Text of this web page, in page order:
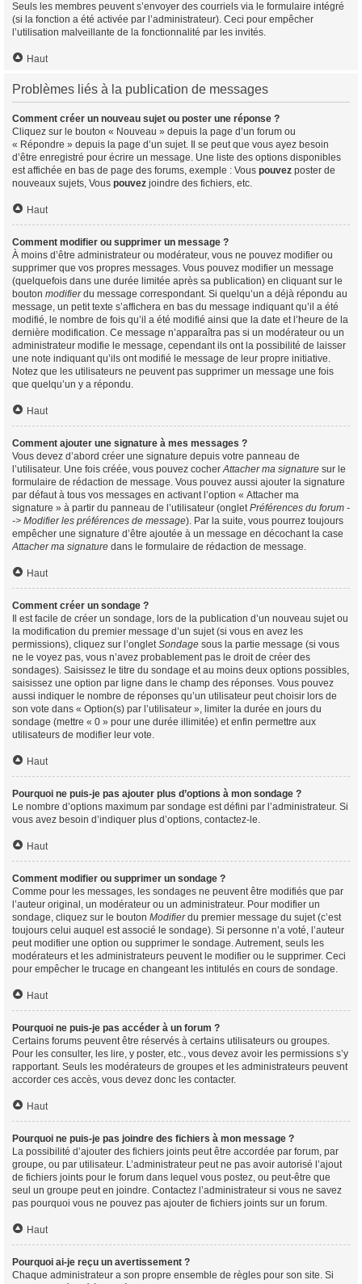
Seuls les membres peuvent s’envoyer des courriels via le formulaire intégré
(si la fonction a été activée par l’administrateur). Ceci pour empêcher
l’utilisation malveillante de la fonctionnalité par les invités.
Haut
Problèmes liés à la publication de messages
Comment créer un nouveau sujet ou poster une réponse ?
Cliquez sur le bouton « Nouveau » depuis la page d’un forum ou
« Répondre » depuis la page d’un sujet. Il se peut que vous ayez besoin
d’être enregistré pour écrire un message. Une liste des options disponibles
est affichée en bas de page des forums, exemple : Vous pouvez poster de
nouveaux sujets, Vous pouvez joindre des fichiers, etc.
Haut
Comment modifier ou supprimer un message ?
À moins d’être administrateur ou modérateur, vous ne pouvez modifier ou
supprimer que vos propres messages. Vous pouvez modifier un message
(quelquefois dans une durée limitée après sa publication) en cliquant sur le
bouton modifierdu message correspondant. Si quelqu’un a déjà répondu au
message, un petit texte s’affichera en bas du message indiquant qu’il a été
modifié, le nombre de fois qu’il a été modifié ainsi que la date et l’heure de la
dernière modification. Ce message n’apparaîtra pas si un modérateur ou un
administrateur modifie le message, cependant ils ont la possibilité de laisser
une note indiquant qu’ils ont modifié le message de leur propre initiative.
Notez que les utilisateurs ne peuvent pas supprimer un message une fois
que quelqu’un y a répondu.
Haut
Comment ajouter une signature à mes messages ?
Vous devez d’abord créer une signature depuis votre panneau de
l’utilisateur. Une fois créée, vous pouvez cocherAttacher ma signature sur le
formulaire de rédaction de message. Vous pouvez aussi ajouter la signature
par défaut à tous vos messages en activant l’option « Attacher ma
signature » à partir du panneau de l’utilisateur (ongletPréférences du forum -
-> Modifier les préférences de message). Par la suite, vous pourrez toujours
empêcher une signature d’être ajoutée à un message en décochant la case
Attacher ma signature dans le formulaire de rédaction de message.
Haut
Comment créer un sondage ?
Il est facile de créer un sondage, lors de la publication d’un nouveau sujet ou
la modification du premier message d’un sujet (si vous en avez les
permissions), cliquez sur l’ongletSondage sous la partie message (si vous
ne le voyez pas, vous n’avez probablement pas le droit de créer des
sondages). Saisissez le titre du sondage et au moins deux options possibles,
saisissez une option par ligne dans le champ des réponses. Vous pouvez
aussi indiquer le nombre de réponses qu’un utilisateur peut choisir lors de
son vote dans « Option(s) par l’utilisateur », limiter la durée en jours du
sondage (mettre « 0 » pour une durée illimitée) et enfin permettre aux
utilisateurs de modifier leur vote.
Haut
Pourquoi ne puis-je pas ajouter plus d’options à mon sondage ?
Le nombre d’options maximum par sondage est défini par l’administrateur. Si
vous avez besoin d’indiquer plus d’options, contactez-le.
Haut
Comment modifier ou supprimer un sondage ?
Comme pour les messages, les sondages ne peuvent être modifiés que par
l’auteur original, un modérateur ou un administrateur. Pour modifier un
sondage, cliquez sur le bouton Modifierdu premier message du sujet (c’est
toujours celui auquel est associé le sondage). Si personne n’a voté, l’auteur
peut modifier une option ou supprimer le sondage. Autrement, seuls les
modérateurs et les administrateurs peuvent le modifier ou le supprimer. Ceci
pour empêcher le trucage en changeant les intitulés en cours de sondage.
Haut
Pourquoi ne puis-je pas accéder à un forum ?
Certains forums peuvent être réservés à certains utilisateurs ou groupes.
Pour les consulter, les lire, y poster, etc., vous devez avoir les permissions s’y
rapportant. Seuls les modérateurs de groupes et les administrateurs peuvent
accorder ces accès, vous devez donc les contacter.
Haut
Pourquoi ne puis-je pas joindre des fichiers à mon message ?
La possibilité d’ajouter des fichiers joints peut être accordée par forum, par
groupe, ou par utilisateur. L’administrateur peut ne pas avoir autorisé l’ajout
de fichiers joints pour le forum dans lequel vous postez, ou peut-être que
seul un groupe peut en joindre. Contactez l’administrateur si vous ne savez
pas pourquoi vous ne pouvez pas ajouter de fichiers joints sur un forum.
Haut
Pourquoi ai-je reçu un avertissement ?
Chaque administrateur a son propre ensemble de règles pour son site. Si